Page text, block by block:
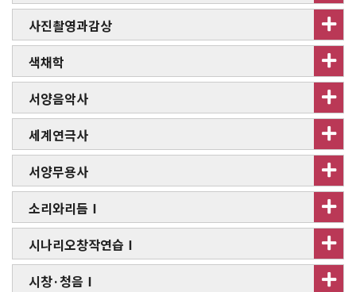
사진촬영과감상
색채학
서양음악사
세계연극사
서양무용사
소리와리듬Ⅰ
시나리오창작연습Ⅰ
시창·청음Ⅰ